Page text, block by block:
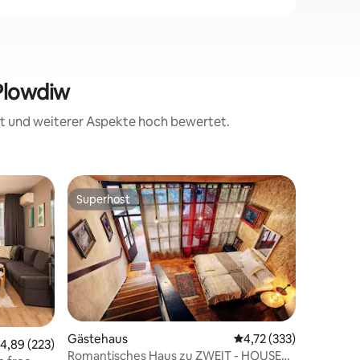
und weiterer Aspekte hoch bewertet.
Bewertungen Bewertung: 4,89 von 5, 223 Bewertungen
4,89 (223)
Superhost
Superhost
Gästehaus Durchschnittliche
4,72 (333)
Romantisches Haus zu ZWEIT - HOUSE